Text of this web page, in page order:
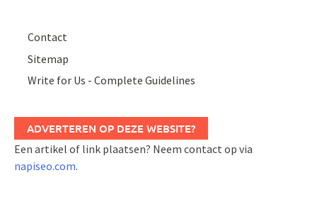
Contact
Sitemap
Write for Us - Complete Guidelines
ADVERTEREN OP DEZE WEBSITE?
Een artikel of link plaatsen? Neem contact op via
napiseo.com.